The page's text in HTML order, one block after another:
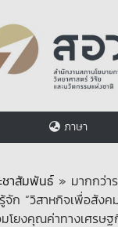
ภาษา
ชาสัมพันธ์ » มากกว่า
ก “วิสาหกิจเพื่อสังค
โยงคุณค่าทางเศรษ